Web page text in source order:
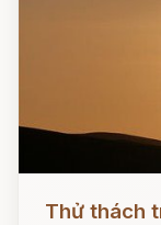
Thử thách